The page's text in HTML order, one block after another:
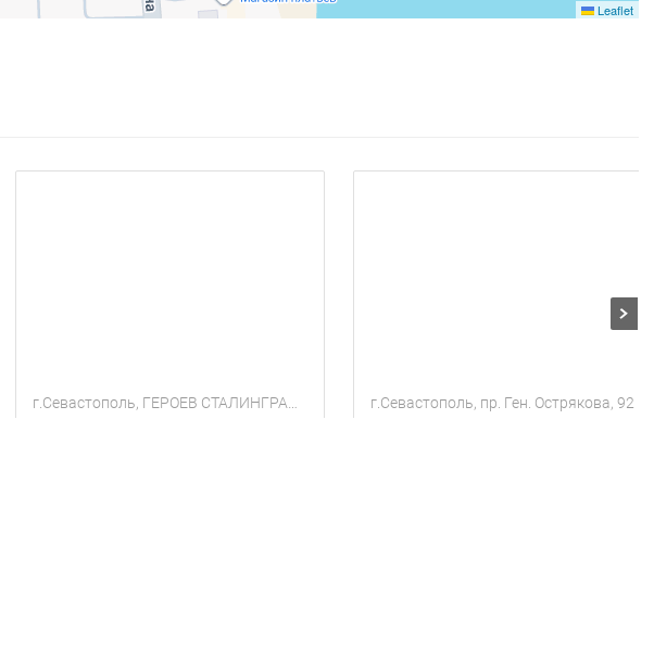
Leaflet
г.Севастополь, пр. Ген. Острякова, 92